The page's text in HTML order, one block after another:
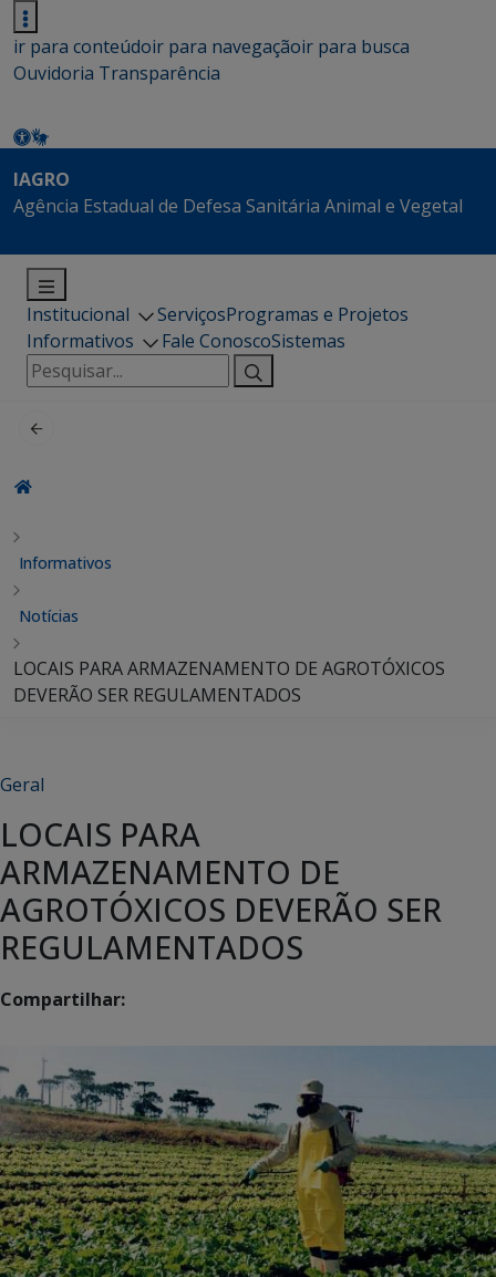
ir para conteúdoir para navegaçãoir para busca
Ouvidoria Transparência
IAGRO
Agência Estadual de Defesa Sanitária Animal e Vegetal
Institucional ServiçosProgramas e Projetos
Informativos
Fale ConoscoSistemas
Pesquisar
por:
Informativos
Notícias
LOCAIS PARA ARMAZENAMENTO DE AGROTÓXICOS
DEVERÃO SER REGULAMENTADOS
Geral
LOCAIS PARA
ARMAZENAMENTO DE
AGROTÓXICOS DEVERÃO SER
REGULAMENTADOS
Compartilhar: